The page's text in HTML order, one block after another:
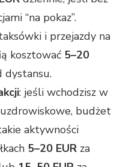
“na pokaz”.
i przejazdy na
kosztować 5–20
dystansu.
: jeśli wchodzisz w
budżet
aktywności
5–20 EUR za